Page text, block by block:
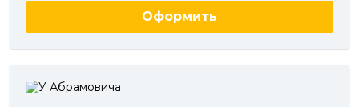
Оформить